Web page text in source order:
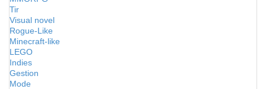
Tir
Visual novel
Rogue-Like
Minecraft-like
LEGO
Indies
Gestion
Mode